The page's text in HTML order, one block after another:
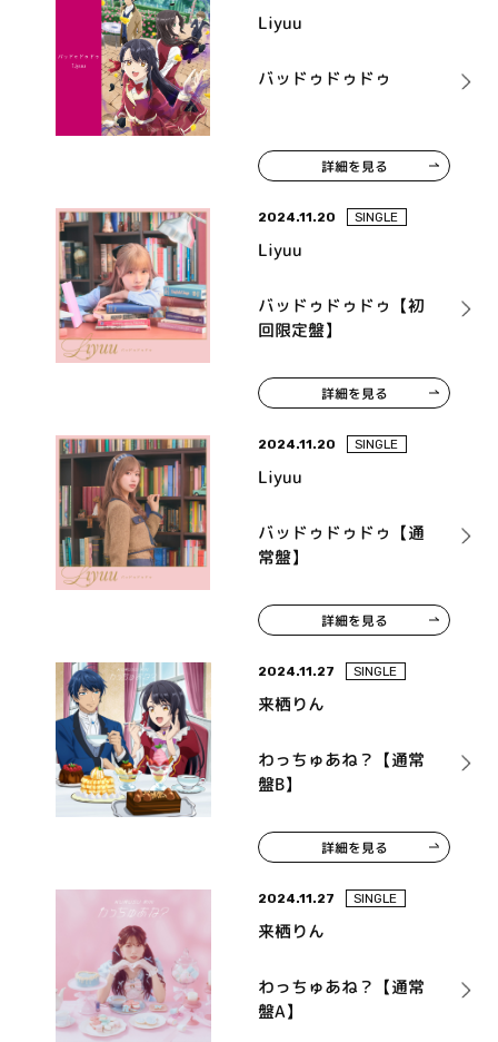
Liyuu
バッドゥドゥドゥ
詳細を見る
2024.11.20 SINGLE
Liyuu
バッドゥドゥドゥ【初
回限定盤】
詳細を見る
2024.11.20 SINGLE
Liyuu
バッドゥドゥドゥ【通
常盤】
詳細を見る
2024.11.27 SINGLE
来栖りん
わっちゅあね？【通常
盤B】
詳細を見る
2024.11.27 SINGLE
来栖りん
わっちゅあね？【通常
盤A】